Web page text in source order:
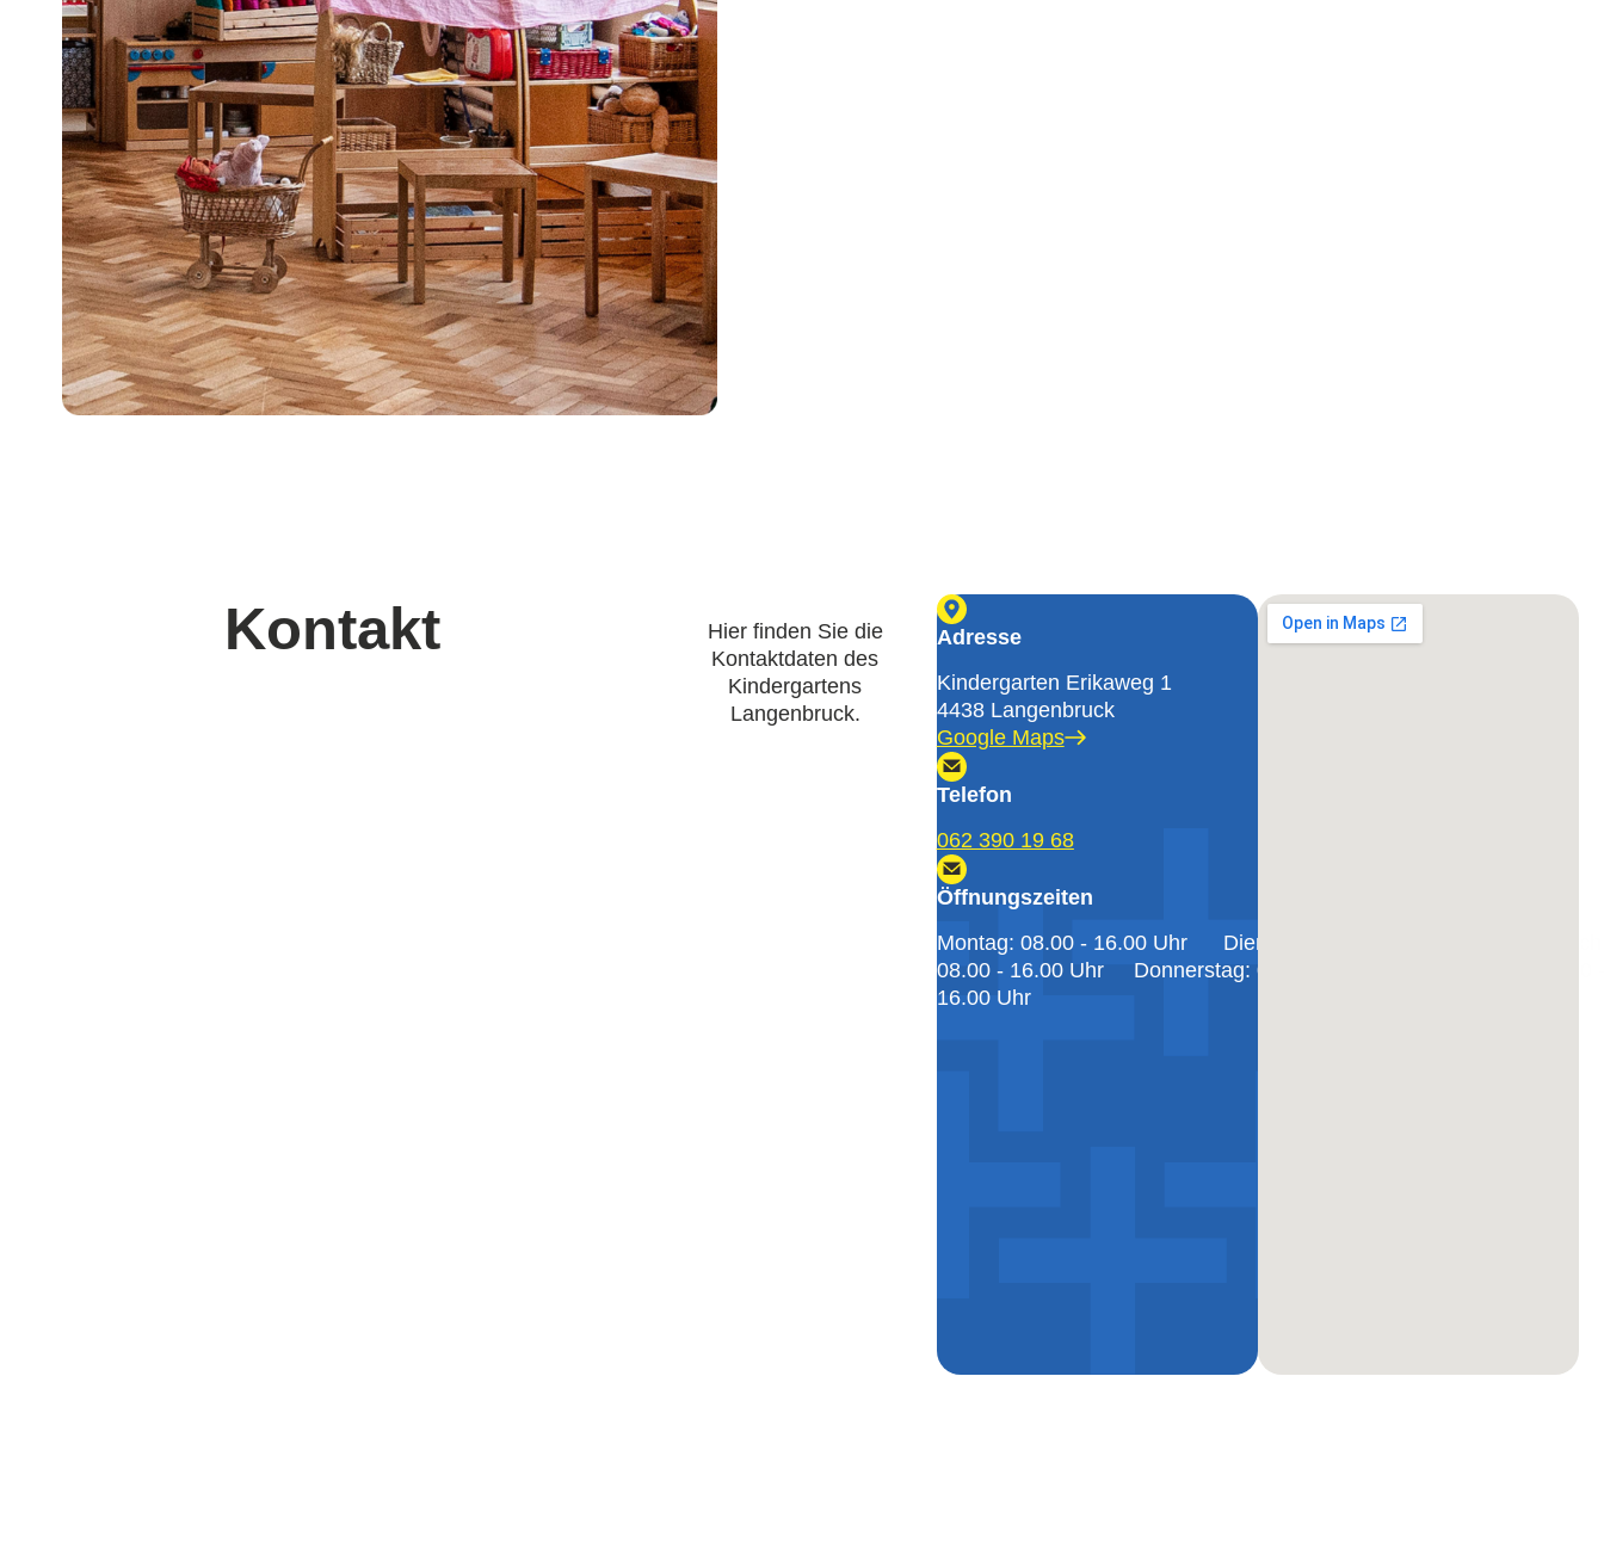
Kontakt
Hier finden Sie die
Kontaktdaten des
Kindergartens
Langenbruck.
Adresse
Kindergarten Erikaweg 1
4438 Langenbruck
Google Maps
Telefon
062 390 19 68
Öffnungszeiten
Montag: 08.00 - 16.00 Uhr
Dienstag: 08.00 - 16.00 Uhr
08.00 - 16.00 Uhr
Donnerstag: 08.00 - 16.00 Uhr
16.00 Uhr